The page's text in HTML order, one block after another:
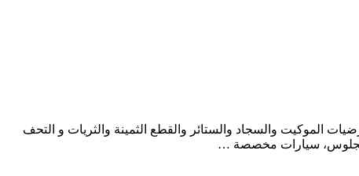
الموكيت والسجاد والستائر والقطع الثمينة والثريات و التحف
الجلوس، سيارات مخصصة …